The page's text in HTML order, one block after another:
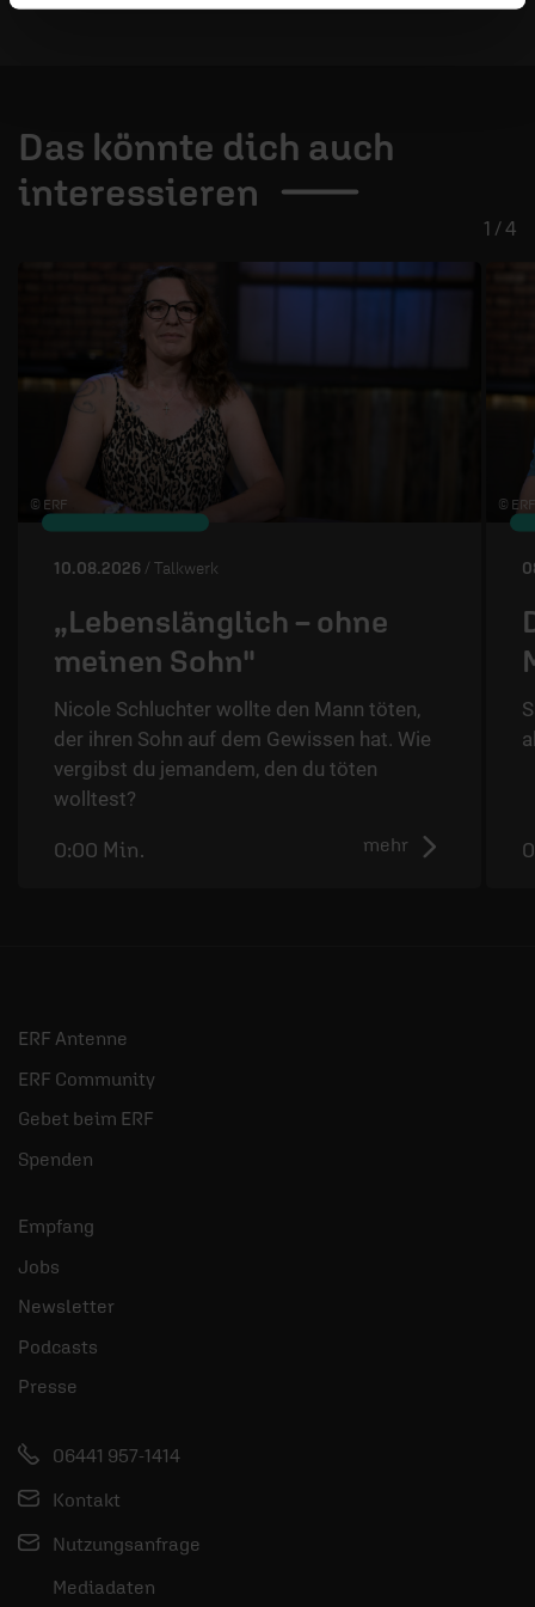
Das könnte dich auch
interessieren
© ERF
10.08.2026 / Talkwerk
„Lebenslänglich – ohne
meinen Sohn"
Nicole Schluchter wollte den Mann töten,
der ihren Sohn auf dem Gewissen hat. Wie
vergibst du jemandem, den du töten
wolltest?
mehr
0:00 Min.
© ERF
1 / 4
ERF Antenne
ERF Community
Gebet beim ERF
Spenden
Empfang
Jobs
Newsletter
Podcasts
Presse
06441 957-1414
Kontakt
Nutzungsanfrage
Mediadaten